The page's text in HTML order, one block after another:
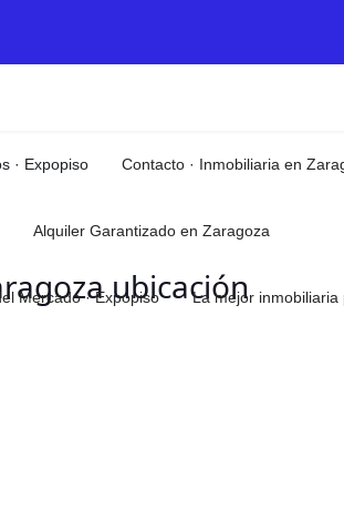
· Expopiso Contacto · Inmobiliaria en
Alquiler Garantizado en Zaragoza
Mercado · Expopiso La mejor
ubicación